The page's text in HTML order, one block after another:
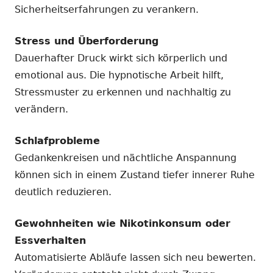
Sicherheitserfahrungen zu verankern.
Stress und Überforderung
Dauerhafter Druck wirkt sich körperlich und
emotional aus. Die hypnotische Arbeit hilft,
Stressmuster zu erkennen und nachhaltig zu
verändern.
Schlafprobleme
Gedankenkreisen und nächtliche Anspannung
können sich in einem Zustand tiefer innerer Ruhe
deutlich reduzieren.
Gewohnheiten wie Nikotinkonsum oder
Essverhalten
Automatisierte Abläufe lassen sich neu bewerten.